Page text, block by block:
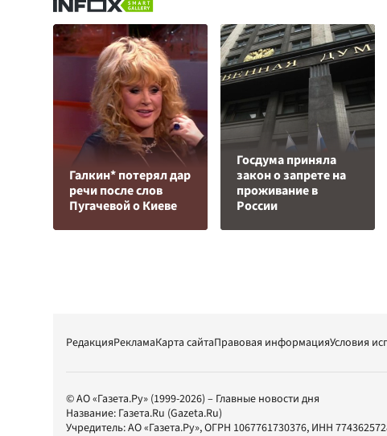
Галкин* потерял дар
речи после слов
Пугачевой о Киеве
Госдума приняла
закон о запрете на
проживание в
России
РедакцияРекламаКарта сайтаПравовая информацияУсловия
© АО «Газета.Ру» (1999-2026) – Главные новости дня
Название: Газета.Ru (Gazeta.Ru)
Учредитель:АО «Газета.Ру», ОГРН 1067761730376, ИНН